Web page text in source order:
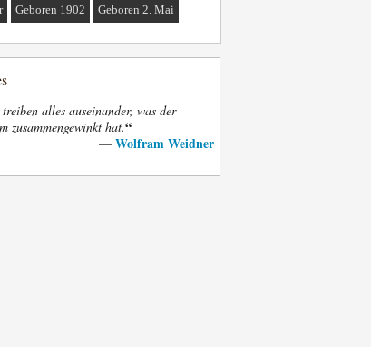
Geboren 1902 Geboren 2. Mai
alles auseinander, was der
zusammengewinkt hat.“
— Wolfram Weidner